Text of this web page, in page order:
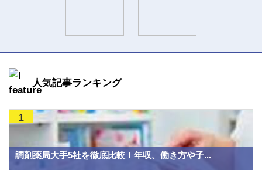
人気記事ランキング
調剤薬局大手5社を徹底比較！年収、働き方や子...
1